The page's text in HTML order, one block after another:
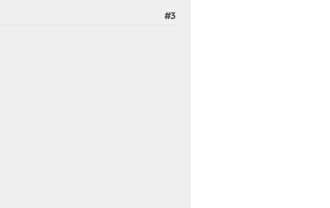
#3